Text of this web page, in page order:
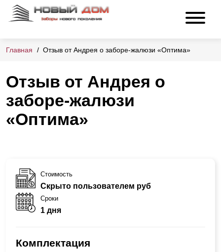
Главная Отзыв от Андрея о заборе-жалюзи «Оптима»
Отзыв от Андрея о
заборе-жалюзи
«Оптима»
Стоимость
Скрыто пользователем руб
Сроки
1 дня
Комплектация